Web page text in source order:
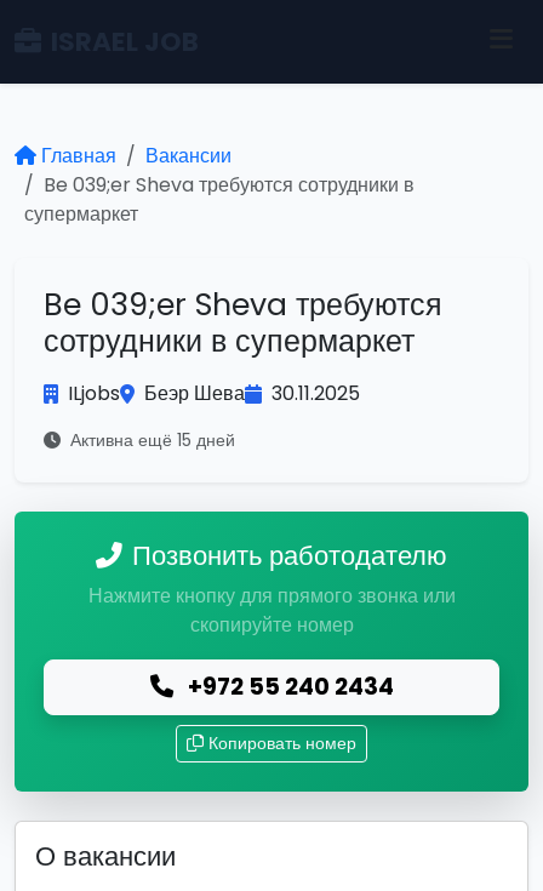
Главная
Вакансии
Be 039;er Sheva требуются сотрудники в
супермаркет
Be 039;er Sheva требуются
сотрудники в супермаркет
ILjobs Беэр Шева 30.11.2025
Активна ещё 15 дней
Позвонить работодателю
Нажмите кнопку для прямого звонка или
скопируйте номер
+972 55 240 2434
Копировать номер
О вакансии